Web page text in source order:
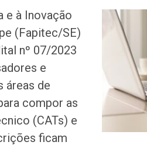
e à Inovação
(Fapitec/SE)
nº 07/2023
e
áreas de
compor as
(CATs) e
ficam